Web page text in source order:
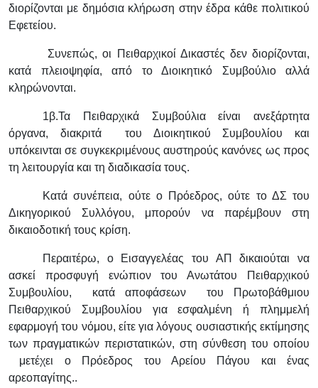
διορίζονται με δημόσια κλήρωση στην έδρα κάθε πολιτικού
Εφετείου.
Συνεπώς, οι Πειθαρχικοί Δικαστές δεν διορίζονται,
κατά πλειοψηφία, από το Διοικητικό Συμβούλιο αλλά
κληρώνονται.
1β.Τα Πειθαρχικά Συμβούλια είναι ανεξάρτητα
όργανα, διακριτά του Διοικητικού Συμβουλίου και
υπόκεινται σε συγκεκριμένους αυστηρούς κανόνες ως προς
τη λειτουργία και τη διαδικασία τους.
Κατά συνέπεια, ούτε ο Πρόεδρος, ούτε το ΔΣ του
Δικηγορικού Συλλόγου, μπορούν να παρέμβουν στη
δικαιοδοτική τους κρίση.
Περαιτέρω, ο Εισαγγελέας του ΑΠ δικαιούται να
ασκεί προσφυγή ενώπιον του Ανωτάτου Πειθαρχικού
Συμβουλίου, κατά αποφάσεων του Πρωτοβάθμιου
Πειθαρχικού Συμβουλίου για εσφαλμένη ή πλημμελή
εφαρμογή του νόμου, είτε για λόγους ουσιαστικής εκτίμησης
των πραγματικών περιστατικών, στη σύνθεση του οποίου
μετέχει ο Πρόεδρος του Αρείου Πάγου και ένας
αρεοπαγίτης..